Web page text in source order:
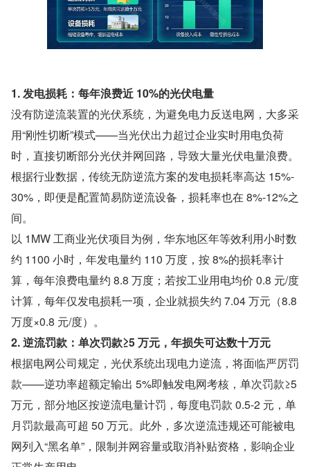
1. 发电损耗：每年浪费近 10%的光伏电量
没有防逆流装置的光伏系统，为避免电力反送电网，大多采
用“刚性切断”模式——当光伏出力超过企业实时用电负荷
时，直接切断部分光伏并网回路，导致大量光伏电量浪费。
根据行业数据，传统无防逆流方案的发电损耗率高达 15%-
30%，即便是配置简易防逆流设备，损耗率也在 8%-12%之
间。
以 1MW 工商业光伏项目为例，华东地区年等效利用小时数
约 1100 小时，年发电量约 110 万度，按 8%的损耗率计
算，每年浪费电量约 8.8 万度；若按工业用电均价 0.8 元/度
计算，每年仅发电损耗一项，企业就损失约 7.04 万元（8.8
万度×0.8 元/度）。
2. 逆流罚款：单次罚款≥5 万元，年损失可达数十万元
根据电网公司规定，光伏系统出现电力逆流，将面临严厉罚
款——逆功率超额定输出 5%即触发电网考核，单次罚款≥5
万元，部分地区按逆流电量计罚，每度电罚款 0.5-2 元，单
月罚款最高可超 50 万元。此外，多次逆流违规还可能被电
网列入“黑名单”，限制并网容量或取消补贴资格，影响企业